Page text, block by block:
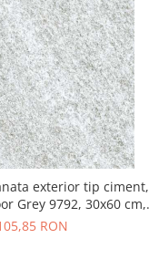
exterior tip ciment,
Grey 9792, 30x60 cm,
finisaj mat
RON